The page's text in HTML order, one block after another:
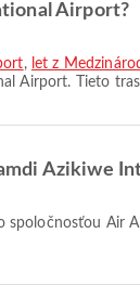
Airport?
, let z
Airport. Tieto
Azikiwe